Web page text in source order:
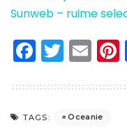
Sunweb – ruime
TAGS: Oceanie